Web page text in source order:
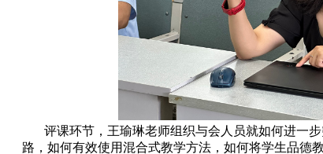
评课环节，王瑜琳老师组织与会人员就如何进一步
路，如何有效使用混合式教学方法，如何将学生品德